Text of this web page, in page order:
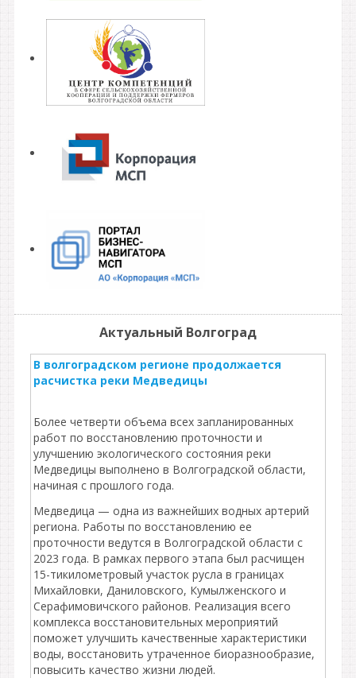
Актуальный Волгоград
В волгоградском регионе продолжается
расчистка реки Медведицы
Более четверти объема всех запланированных
работ по восстановлению проточности и
улучшению экологического состояния реки
Медведицы выполнено в Волгоградской области,
начиная с прошлого года.
Медведица — одна из важнейших водных артерий
региона. Работы по восстановлению ее
проточности ведутся в Волгоградской области с
2023 года. В рамках первого этапа был расчищен
15-тикилометровый участок русла в границах
Михайловки, Даниловского, Кумылженского и
Серафимовичского районов. Реализация всего
комплекса восстановительных мероприятий
поможет улучшить качественные характеристики
воды, восстановить утраченное биоразнообразие,
повысить качество жизни людей.